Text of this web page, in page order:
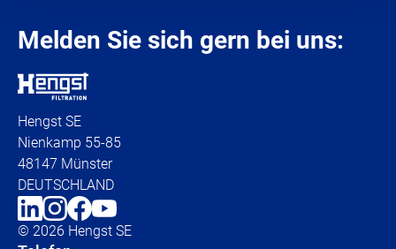
Melden Sie sich gern bei uns:
Hengst SE
Nienkamp 55-85
48147 Münster
DEUTSCHLAND
© 2026 Hengst SE